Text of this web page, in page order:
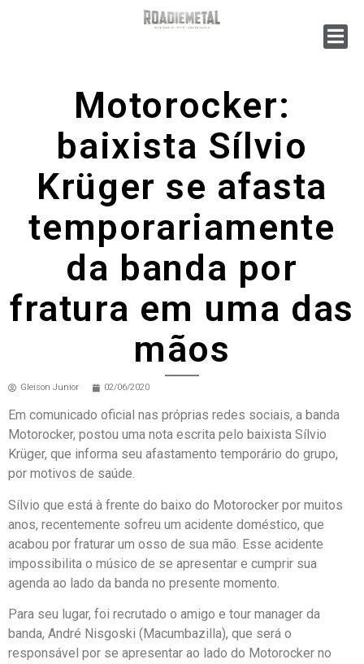
Motorocker:
baixista Sílvio
Krüger se afasta
temporariamente
da banda por
fratura em uma das
mãos
Gleison Junior 02/06/2020
Em comunicado oficial nas próprias redes sociais, a banda
Motorocker, postou uma nota escrita pelo baixista Sílvio
Krüger, que informa seu afastamento temporário do grupo,
por motivos de saúde.
Sílvio que está à frente do baixo do Motorocker por muitos
anos, recentemente sofreu um acidente doméstico, que
acabou por fraturar um osso de sua mão. Esse acidente
impossibilita o músico de se apresentar e cumprir sua
agenda ao lado da banda no presente momento.
Para seu lugar, foi recrutado o amigo e tour manager da
banda, André Nisgoski (Macumbazilla), que será o
responsável por se apresentar ao lado do Motorocker no